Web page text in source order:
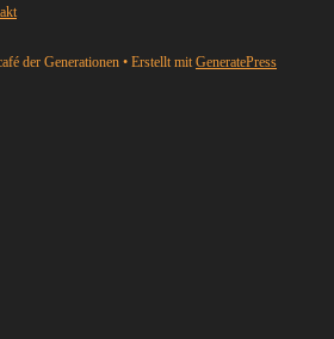
der Generationen • Erstellt mit GeneratePress